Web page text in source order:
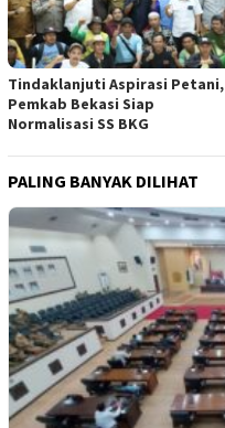
Tindaklanjuti Aspirasi Petani,
Pemkab Bekasi Siap
Normalisasi SS BKG
PALING BANYAK DILIHAT